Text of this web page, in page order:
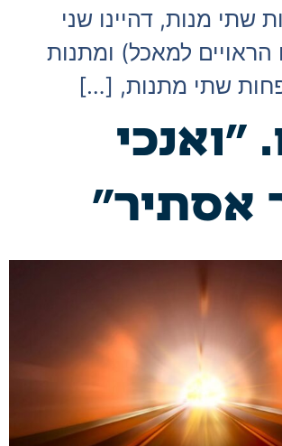
שתי מנות, דהיינו שני
הראויים למאכל) ומתנות
שתי מתנות, […]
"ואנכי
אסתיר"